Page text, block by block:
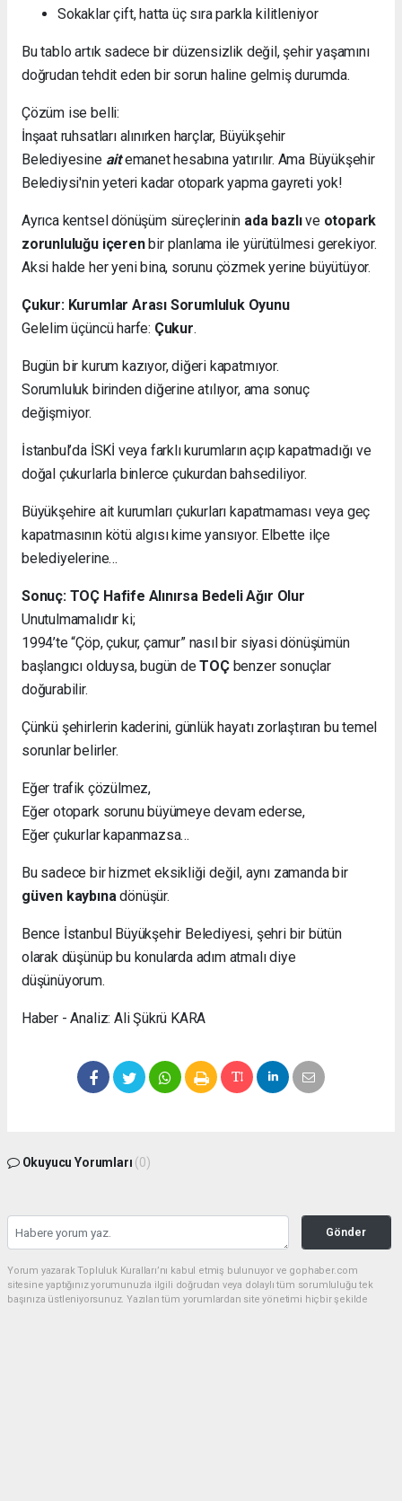
Sokaklar çift, hatta üç sıra parkla kilitleniyor
Bu tablo artık sadece bir düzensizlik değil, şehir yaşamını
doğrudan tehdit eden bir sorun haline gelmiş durumda.
Çözüm ise belli:
İnşaat ruhsatları alınırken harçlar, Büyükşehir
Belediyesine aitemanet hesabına yatırılır. Ama Büyükşehir
Belediysi'nin yeteri kadar otopark yapma gayreti yok!
Ayrıca kentsel dönüşüm süreçlerinin ada bazlıve otopark
zorunluluğu içerenbir planlama ile yürütülmesi gerekiyor.
Aksi halde her yeni bina, sorunu çözmek yerine büyütüyor.
Çukur: Kurumlar Arası Sorumluluk Oyunu
Gelelim üçüncü harfe: Çukur.
Bugün bir kurum kazıyor, diğeri kapatmıyor.
Sorumluluk birinden diğerine atılıyor, ama sonuç
değişmiyor.
İstanbul’da İSKİ veya farklı kurumların açıp kapatmadığı ve
doğal çukurlarla binlerce çukurdan bahsediliyor.
Büyükşehire ait kurumları çukurları kapatmaması veya geç
kapatmasının kötü algısı kime yansıyor. Elbette ilçe
belediyelerine…
Sonuç: TOÇ Hafife Alınırsa Bedeli Ağır Olur
Unutulmamalıdır ki;
1994’te “Çöp, çukur, çamur” nasıl bir siyasi dönüşümün
başlangıcı olduysa, bugün deTOÇbenzer sonuçlar
doğurabilir.
Çünkü şehirlerin kaderini, günlük hayatı zorlaştıran bu temel
sorunlar belirler.
Eğer trafik çözülmez,
Eğer otopark sorunu büyümeye devam ederse,
Eğer çukurlar kapanmazsa…
Bu sadece bir hizmet eksikliği değil, aynı zamanda bir
güven kaybına dönüşür.
Bence İstanbul Büyükşehir Belediyesi, şehri bir bütün
olarak düşünüp bu konularda adım atmalı diye
düşünüyorum.
Haber - Analiz: Ali Şükrü KARA
Okuyucu Yorumları (0)
Gönder
Yorum yazarak Topluluk Kuralları’nı kabul etmiş bulunuyor ve gophaber.com
sitesine yaptığınız yorumunuzla ilgili doğrudan veya dolaylı tüm sorumluluğu tek
başınıza üstleniyorsunuz. Yazılan tüm yorumlardan site yönetimi hiçbir şekilde